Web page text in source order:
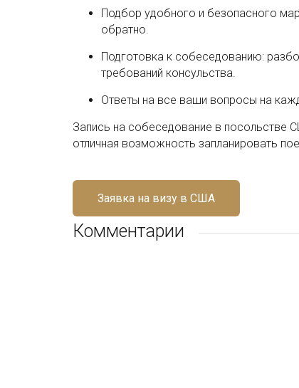
Подбор удобного и безопасного
обратно.
Подготовка к собеседованию:
требований консульства.
Ответы на все ваши вопросы на
Запись на собеседование в посольстве
отличная возможность запланировать
Заявка на визу в США
Комментарии